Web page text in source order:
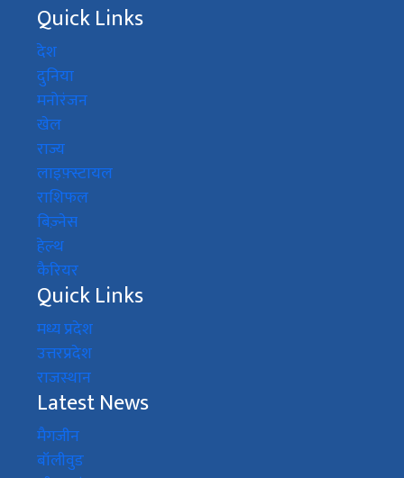
Quick Links
देश
दुनिया
मनोरंजन
खेल
राज्य
लाइफ़्स्टायल
राशिफल
बिज़्नेस
हेल्थ
कैरियर
Quick Links
मध्य प्रदेश
उत्तरप्रदेश
राजस्थान
Latest News
मैगजीन
बॉलीवुड